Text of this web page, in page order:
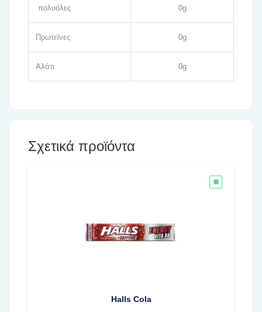
πολυόλες 0g
Πρωτεϊνες 0g
Αλάτι 0g
Σχετικά προϊόντα
Halls Cola